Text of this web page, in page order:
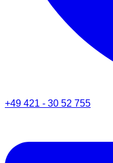
+49 421 - 30 52 755